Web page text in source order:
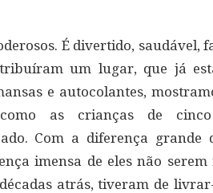
É divertido, saudável,
um lugar, que já
e autocolantes,
como as crianças de
Com a diferença grande
imensa de eles não serem
atrás, tiveram de